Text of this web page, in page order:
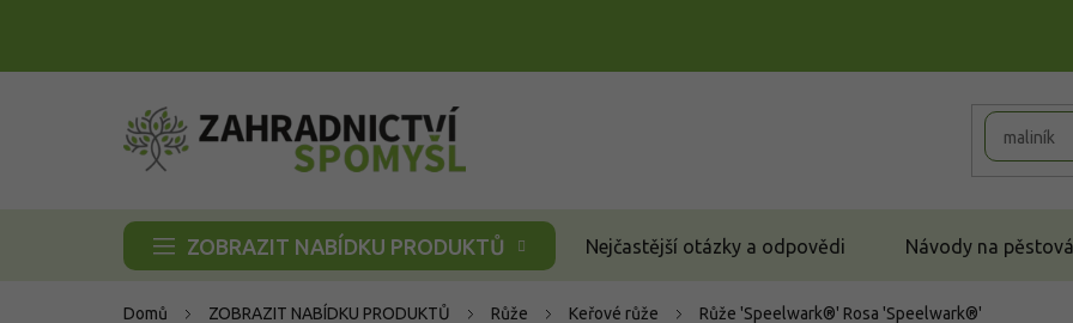
ZOBRAZIT NABÍDKU PRODUKTŮ Nejčastější otázky a odpovědi Návody na
Domů ZOBRAZIT NABÍDKU PRODUKTŮ Růže Keřové růže Růže 'Speelwark®' Rosa 'Speelwark®'